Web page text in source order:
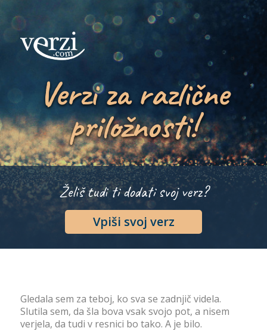
Verzi za različne
priložnosti!
Želiš tudi ti dodati svoj verz?
Vpiši svoj verz
Gledala sem za teboj, ko sva se zadnjič videla.
Slutila sem, da šla bova vsak svojo pot, a nisem
verjela, da tudi v resnici bo tako. A je bilo.